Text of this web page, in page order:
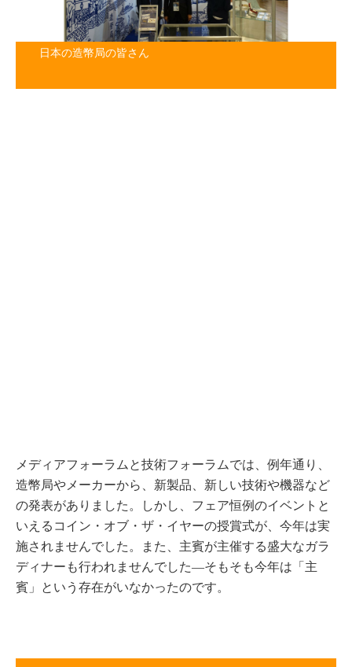
日本の造幣局の皆さん
メディアフォーラムと技術フォーラムでは、例年通り、
造幣局やメーカーから、新製品、新しい技術や機器など
の発表がありました。しかし、フェア恒例のイベントと
いえるコイン・オブ・ザ・イヤーの授賞式が、今年は実
施されませんでした。また、主賓が主催する盛大なガラ
ディナーも行われませんでした―そもそも今年は「主
賓」という存在がいなかったのです。